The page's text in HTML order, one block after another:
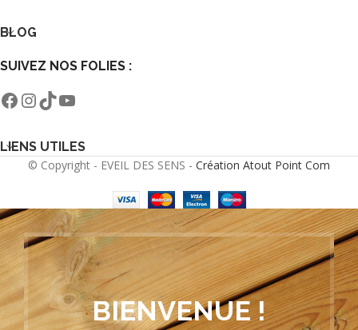
BLOG
SUIVEZ NOS FOLIES :
LIENS UTILES
© Copyright - EVEIL DES SENS - Création Atout Point Com
BIENVENUE !